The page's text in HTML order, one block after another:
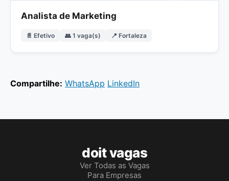
Analista de Marketing
📄 Efetivo 👥 1 vaga(s) 📍 Fortaleza
Compartilhe: WhatsApp LinkedIn
doit vagas
Ver Todas as Vagas
Para Empresas